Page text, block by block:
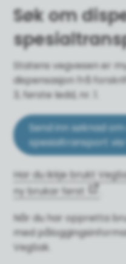
Søk om
Statens vegvesen er
dispensasjon frå
3, første ledd, nr. 1.
Send inn søknad
spesialtransport via
Har du ikkje brukt
ny brukar først
Når du har oppretta
med
VegSak.